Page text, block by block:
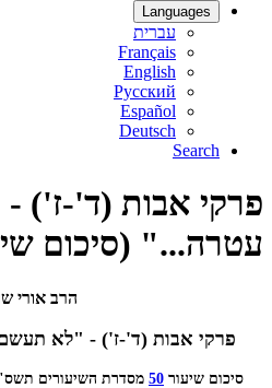
Languages
עברית
Français
English
Русский
Español
Deutsch
Search
פרקי אבות (ד'-
עטרה..." (סיכום
הרב אורי
פרקי אבות (ד'-ז') - "לא
סיכום שיעור 50 מסדרת השיעורים